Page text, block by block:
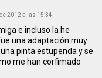
2012 a las 15:34
e incluso la he
una adaptación muy
pinta estupenda y se
me han corfimado